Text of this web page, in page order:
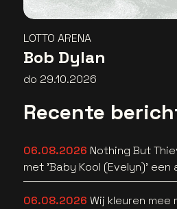
LOTTO ARENA
Bob Dylan
do 29.10.2026
Recente
06.08.2026 Nothing But
met 'Baby Kool (Evelyn)' een
van zich horen [video]
06.08.2026 Wij kleuren mee